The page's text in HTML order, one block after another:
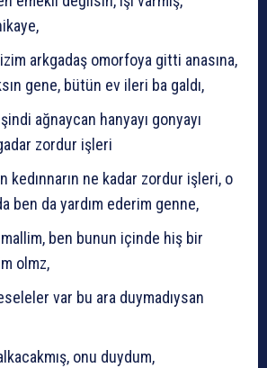
arkgadaş omorfoya gitti anasına,
gene, bütün ev ileri ba galdı,
ağnaycan hanyayı gonyayı
zordur işleri
kedınnarın ne kadar zordur işleri, o
ben da yardım ederim genne,
ben bunun içinde hiş bir
olmz,
var bu ara duymadıysan
onu duydum,